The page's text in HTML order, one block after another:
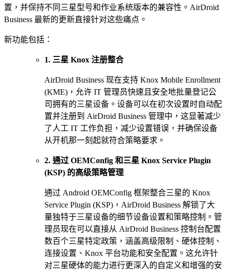
置，并保持不同三星型号和作业系统版本的兼容性。AirDroid
Business 最新的更新直接针对这些痛点。
新功能包括：
1. 三星 Knox 注册整合
AirDroid Business 现在支持 Knox Mobile Enrollment
(KME)，允许 IT 管理员快速且安全地批量登记公
司拥有的三星设备。设备可以在初次设置时自动配
置并注册到 AirDroid Business 管理中，这显著减少
了人工 IT 工作负担，减少设置错误，并确保设备
从开机那一刻起就符合策略要求。
2. 通过 OEMConfig 和三星 Knox Service Plugin
(KSP) 的高级策略管理
通过 Android OEMConfig 框架整合三星的 Knox
Service Plugin (KSP)，AirDroid Business 解锁了大
量独特于三星设备的细节设备设置和策略控制。管
理员现在可以直接从 AirDroid Business 控制台配置
数百个三星特定政策，涵盖高级限制、硬体控制、
连接设置、Knox 平台功能和安全配置。这允许针
对三星硬体的能力进行更深入的自定义和增强的安